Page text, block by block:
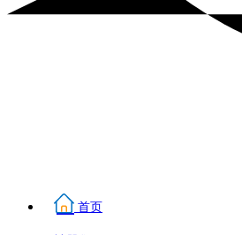
首页